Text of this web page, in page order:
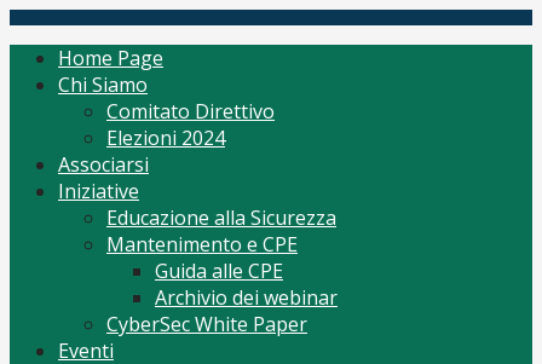
Skip
to
content
(ISC)2 Italy Chapter
Tutto per CISSP Corsi Orientamento mantenimento
Home Page
Chi Siamo
Comitato Direttivo
Elezioni 2024
Associarsi
Iniziative
Educazione alla Sicurezza
Mantenimento e CPE
Guida alle CPE
Archivio dei webinar
CyberSec White Paper
Eventi